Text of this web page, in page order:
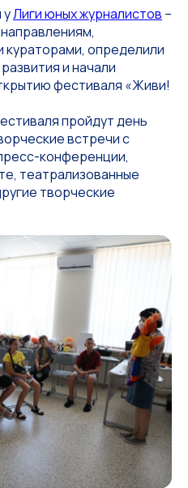
уЛиги юных журналистов –
кураторами, определили
и начали
фестиваля «Живи!
пройдут день
встречи с
конференции,
театрализованные
творческие